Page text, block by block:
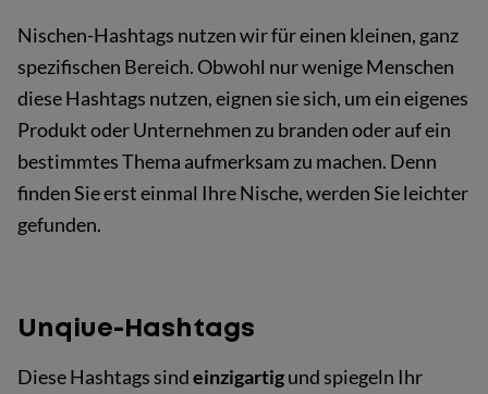
Nischen-Hashtags nutzen wir für einen kleinen, ganz
spezifischen Bereich. Obwohl nur wenige Menschen
diese Hashtags nutzen, eignen sie sich, um ein eigenes
Produkt oder Unternehmen zu branden oder auf ein
bestimmtes Thema aufmerksam zu machen. Denn
finden Sie erst einmal Ihre Nische, werden Sie leichter
gefunden.
Unqiue-Hashtags
Diese Hashtags sindeinzigartigund spiegeln Ihr